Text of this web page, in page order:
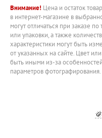
Внимание! Цена и остаток
в интернет-магазине в
могут отличаться при заказе
или упаковки, а также
характеристики могут быть
от указанных на сайте. Цвет
быть иными из-за
параметров фотографирования.